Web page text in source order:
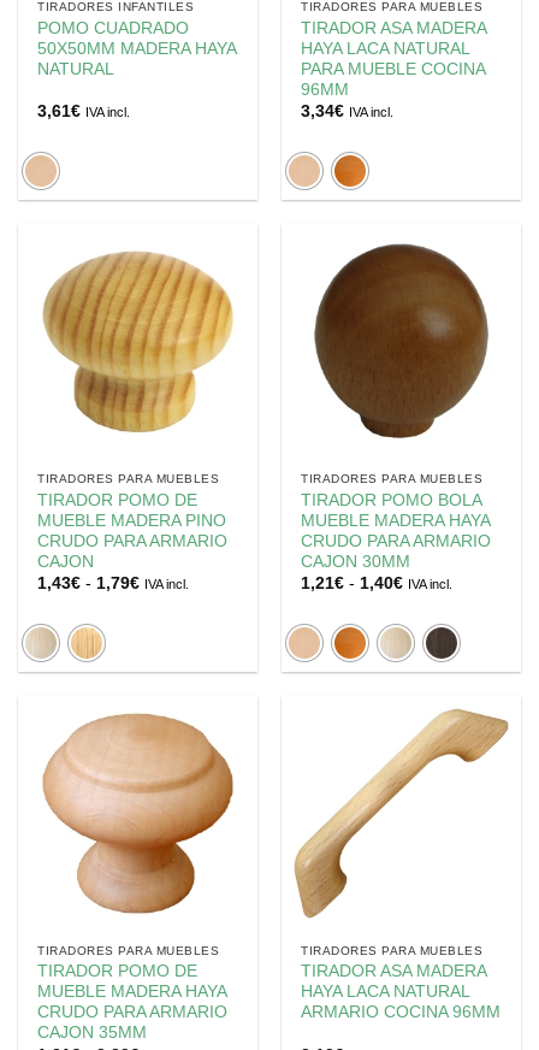
TIRADORES INFANTILES
POMO CUADRADO
50X50MM MADERA HAYA
NATURAL
3,61€ IVA incl.
TIRADORES PARA MUEBLES
TIRADOR ASA MADERA
HAYA LACA NATURAL
PARA MUEBLE COCINA
96MM
3,34€ IVA incl.
TIRADORES PARA MUEBLES
TIRADOR POMO DE
MUEBLE MADERA PINO
CRUDO PARA ARMARIO
CAJON
1,43€ - 1,79€Rango
1,79€
IVA incl.
TIRADORES PARA MUEBLES
TIRADOR POMO BOLA
MUEBLE MADERA HAYA
CRUDO PARA ARMARIO
CAJON 30MM
1,21€ - 1,40€Rango
desde
1,21€
hasta
1,40€
IVA incl.
TIRADORES PARA MUEBLES
TIRADOR POMO DE
MUEBLE MADERA HAYA
CRUDO PARA ARMARIO
CAJON 35MM
TIRADORES PARA MUEBLES
TIRADOR ASA MADERA
HAYA LACA NATURAL
ARMARIO COCINA 96MM